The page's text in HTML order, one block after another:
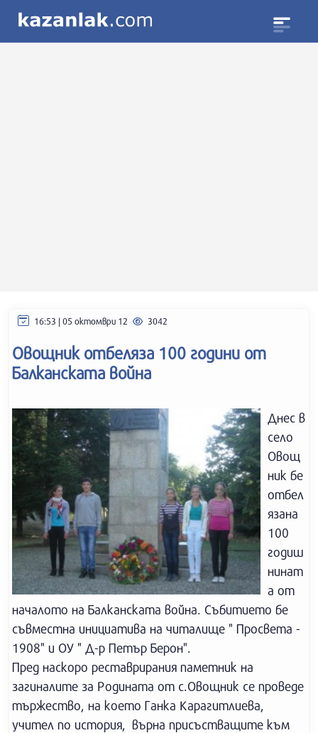
16:53 | 05 октомври 12 3042
Овощник отбеляза 100 години от
Балканската война
Днес в
село
Овощ
ник бе
отбел
язана
100
годиш
нинат
а от
началото на Балканската война. Събитието бе
съвместна инициатива на читалище " Просвета -
1908" и ОУ " Д-р Петър Берон".
Пред наскоро реставрирания паметник на
загиналите за Родината от с.Овощник се проведе
тържество, на което Ганка Карагитлиева,
учител по история, върна присъстващите към